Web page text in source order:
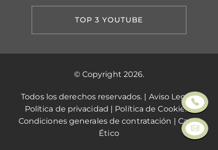
TOP 3 YOUTUBE
© Copyright 2026.
Todos los derechos reservados. | Aviso Legal|
Política de privacidad | Política de Cookies|
Condiciones generales de contratación | Canal
Ético